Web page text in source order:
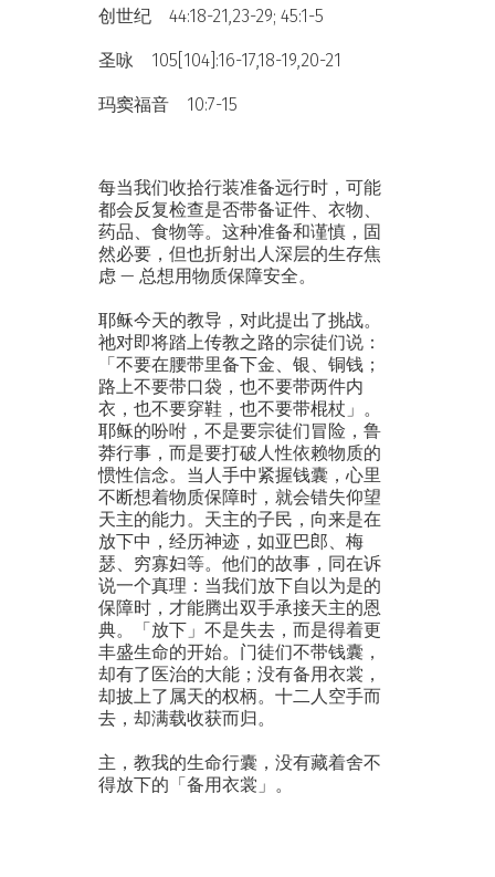
创世纪 44:18-21,23-29; 45:1-5
圣咏 105[104]:16-17,18-19,20-21
玛窦福音 10:7-15
每当我们收拾行装准备远行时，可能
都会反复检查是否带备证件、衣物、
药品、食物等。这种准备和谨慎，固
然必要，但也折射出人深层的生存焦
虑 — 总想用物质保障安全。
耶稣今天的教导，对此提出了挑战。
祂对即将踏上传教之路的宗徒们说：
「不要在腰带里备下金、银、铜钱；
路上不要带口袋，也不要带两件内
衣，也不要穿鞋，也不要带棍杖」。
耶稣的吩咐，不是要宗徒们冒险，鲁
莽行事，而是要打破人性依赖物质的
惯性信念。当人手中紧握钱囊，心里
不断想着物质保障时，就会错失仰望
天主的能力。天主的子民，向来是在
放下中，经历神迹，如亚巴郎、梅
瑟、穷寡妇等。他们的故事，同在诉
说一个真理：当我们放下自以为是的
保障时，才能腾出双手承接天主的恩
典。「放下」不是失去，而是得着更
丰盛生命的开始。门徒们不带钱囊，
却有了医治的大能；没有备用衣裳，
却披上了属天的权柄。十二人空手而
去，却满载收获而归。
主，教我的生命行囊，没有藏着舍不
得放下的「备用衣裳」。